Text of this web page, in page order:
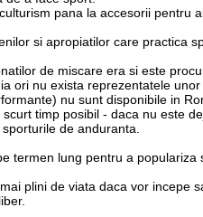
pana la accesorii pentru
si apropiatilor care practica
de miscare era si este
ori nu exista reprezentatele
nu sunt disponibile in
timp posibil - daca nu este
de anduranta.
termen lung pentru a populariza
plini de viata daca vor incepe